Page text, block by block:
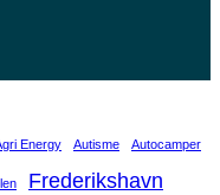
Energy Autisme Autocamper
Frederikshavn